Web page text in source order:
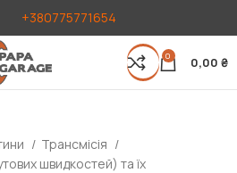
+380775771654
0 0,00 ₴
Трансмісія
швидкостей) та їх